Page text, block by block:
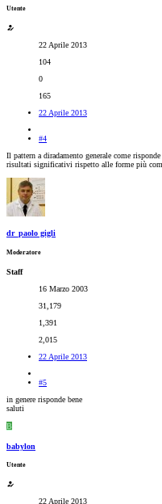
Utente
22 Aprile 2013
104
0
165
22 Aprile 2013
#4
Il pattern a diradamento generale come
risultati significativi rispetto alle forme più
dr_paolo gigli
Moderatore
Staff
16 Marzo 2003
31,179
1,391
2,015
22 Aprile 2013
#5
in genere risponde bene
saluti
B
babylon
Utente
22 Aprile 2013